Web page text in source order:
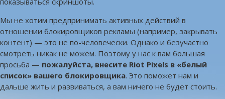
Мы не хотим предпринимать активных действий в
отношении блокировщиков рекламы (например, закрывать
контент) — это не по-человечески. Однако и безучастно
смотреть никак не можем. Поэтому у нас к вам большая
просьба — пожалуйста, внесите Riot Pixels в «белый
список» вашего блокировщика. Это поможет нам и
дальше жить и развиваться, а вам ничего не будет стоить.